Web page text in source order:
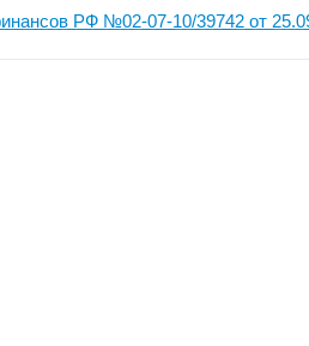
РФ №02-07-10/39742 от